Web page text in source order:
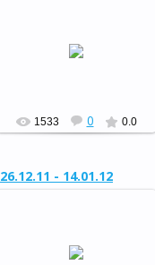
«Сохраним живую ель»
1533 0 0.0
26.12.11 - 14.01.12
«Сохраним живую ель»